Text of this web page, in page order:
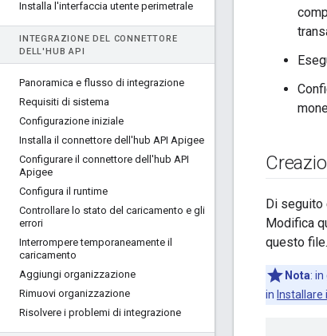
Installa l'interfaccia utente perimetrale
INTEGRAZIONE DEL CONNETTORE
DELL'HUB API
Panoramica e flusso di integrazione
Requisiti di sistema
Configurazione iniziale
Installa il connettore dell'hub API Apigee
Configurare il connettore dell'hub API
Apigee
Configura il runtime
Controllare lo stato del caricamento e gli
errori
Interrompere temporaneamente il
caricamento
Aggiungi organizzazione
Rimuovi organizzazione
Risolvere i problemi di integrazione
Di seguito
Modifica
questo file.
Nota:
in Installare